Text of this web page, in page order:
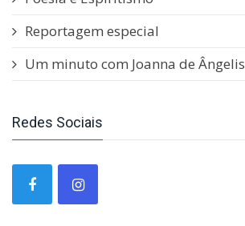
Reportagem especial
Um minuto com Joanna de Ângelis
Redes Sociais